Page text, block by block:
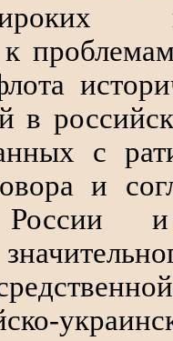
к
в
с
и